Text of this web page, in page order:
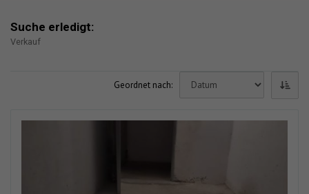
Suche erledigt:
Verkauf
Geordnet nach: